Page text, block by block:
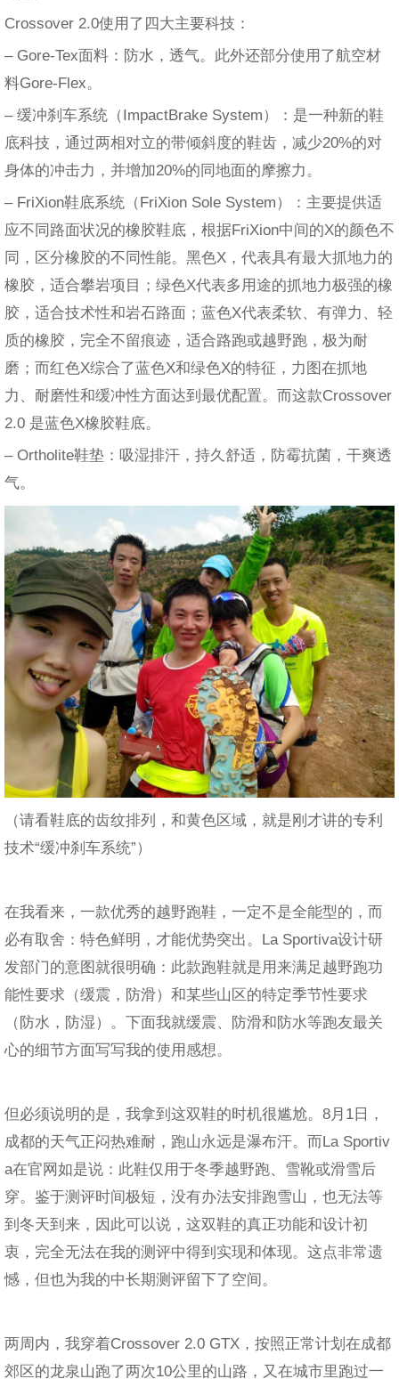
Crossover 2.0使用了四大主要科技：
– Gore-Tex面料：防水，透气。此外还部分使用了航空材
料Gore-Flex。
– 缓冲刹车系统（ImpactBrake System）：是一种新的鞋
底科技，通过两相对立的带倾斜度的鞋齿，减少20%的对
身体的冲击力，并增加20%的同地面的摩擦力。
– FriXion鞋底系统（FriXion Sole System）：主要提供适
应不同路面状况的橡胶鞋底，根据FriXion中间的X的颜色不
同，区分橡胶的不同性能。黑色X，代表具有最大抓地力的
橡胶，适合攀岩项目；绿色X代表多用途的抓地力极强的橡
胶，适合技术性和岩石路面；蓝色X代表柔软、有弹力、轻
质的橡胶，完全不留痕迹，适合路跑或越野跑，极为耐
磨；而红色X综合了蓝色X和绿色X的特征，力图在抓地
力、耐磨性和缓冲性方面达到最优配置。而这款Crossover
2.0 是蓝色X橡胶鞋底。
– Ortholite鞋垫：吸湿排汗，持久舒适，防霉抗菌，干爽透
气。
（请看鞋底的齿纹排列，和黄色区域，就是刚才讲的专利
技术“缓冲刹车系统”）
在我看来，一款优秀的越野跑鞋，一定不是全能型的，而
必有取舍：特色鲜明，才能优势突出。La Sportiva设计研
发部门的意图就很明确：此款跑鞋就是用来满足越野跑功
能性要求（缓震，防滑）和某些山区的特定季节性要求
（防水，防湿）。下面我就缓震、防滑和防水等跑友最关
心的细节方面写写我的使用感想。
但必须说明的是，我拿到这双鞋的时机很尴尬。8月1日，
成都的天气正闷热难耐，跑山永远是瀑布汗。而La Sportiv
a在官网如是说：此鞋仅用于冬季越野跑、雪靴或滑雪后
穿。鉴于测评时间极短，没有办法安排跑雪山，也无法等
到冬天到来，因此可以说，这双鞋的真正功能和设计初
衷，完全无法在我的测评中得到实现和体现。这点非常遗
憾，但也为我的中长期测评留下了空间。
两周内，我穿着Crossover 2.0 GTX，按照正常计划在成都
郊区的龙泉山跑了两次10公里的山路，又在城市里跑过一